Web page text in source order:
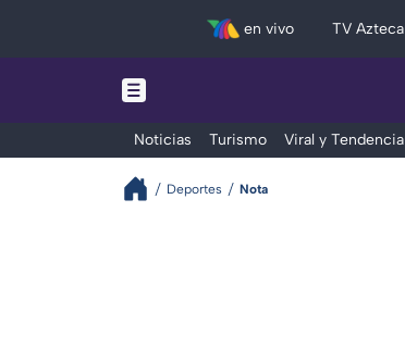
en vivo TV Azteca
Noticias Turismo Viral y Tendencia
Deportes Nota